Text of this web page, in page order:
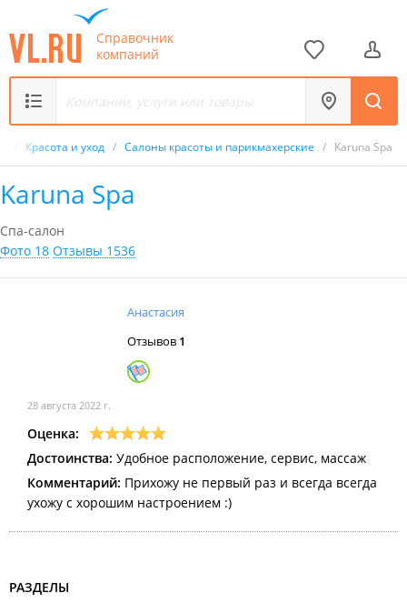
Справочник
компаний
Красота и уход / Салоны красоты и парикмахерские / Karuna Spa
Karuna Spa
Спа-салон
Фото 18 Отзывы 1536
Анастасия
Отзывов 1
28 августа 2022 г.
Оценка:
Достоинства: Удобное расположение, сервис, массаж
Комментарий: Прихожу не первый раз и всегда всегда
ухожу с хорошим настроением :)
РАЗДЕЛЫ